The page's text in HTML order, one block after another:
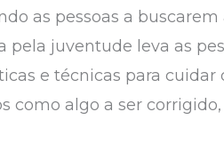
as pessoas a buscarem
pela juventude leva as
e técnicas para cuidar
como algo a ser